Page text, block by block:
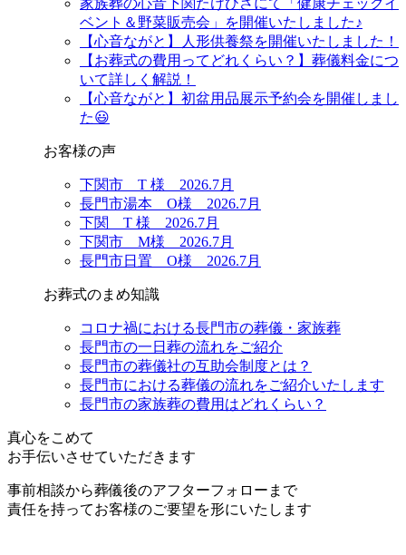
ベント＆野菜販売会」を開催いたしました♪
【心音ながと】人形供養祭を開催いたしました！
【お葬式の費用ってどれくらい？】葬儀料金につ
いて詳しく解説！
【心音ながと】初盆用品展示予約会を開催しまし
た😃
お客様の声
下関市 T 様 2026.7月
長門市湯本 O様 2026.7月
下関 T 様 2026.7月
下関市 M様 2026.7月
長門市日置 O様 2026.7月
お葬式のまめ知識
コロナ禍における長門市の葬儀・家族葬
長門市の一日葬の流れをご紹介
長門市の葬儀社の互助会制度とは？
長門市における葬儀の流れをご紹介いたします
長門市の家族葬の費用はどれくらい？
真心をこめて
お手伝いさせていただきます
事前相談から葬儀後のアフターフォローまで
責任を持ってお客様のご要望を形にいたします